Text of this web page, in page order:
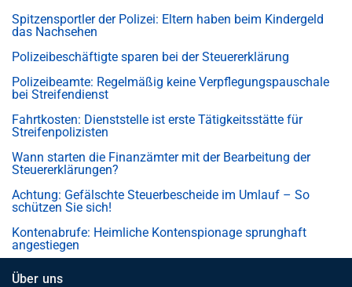
Spitzensportler der Polizei: Eltern haben beim Kindergeld
das Nachsehen
Polizeibeschäftigte sparen bei der Steuererklärung
Polizeibeamte: Regelmäßig keine Verpflegungspauschale
bei Streifendienst
Fahrtkosten: Dienststelle ist erste Tätigkeitsstätte für
Streifenpolizisten
Wann starten die Finanzämter mit der Bearbeitung der
Steuererklärungen?
Achtung: Gefälschte Steuerbescheide im Umlauf – So
schützen Sie sich!
Kontenabrufe: Heimliche Kontenspionage sprunghaft
angestiegen
Über uns